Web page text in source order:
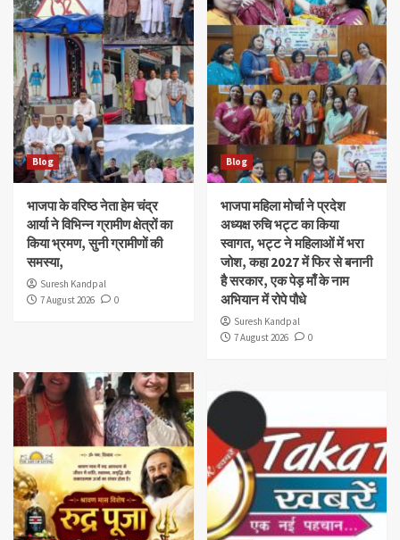
Blog
भाजपा के वरिष्ठ नेता हेम चंद्र
आर्या ने विभिन्न ग्रामीण क्षेत्रों का
किया भ्रमण, सुनी ग्रामीणों की
समस्या,
Suresh Kandpal
7 August 2026
0
Blog
भाजपा महिला मोर्चा ने प्रदेश
अध्यक्ष रुचि भट्ट का किया
स्वागत, भट्ट ने महिलाओं में भरा
जोश, कहा 2027 में फिर से बनानी
है सरकार, एक पेड़ माँ के नाम
अभियान में रोपे पौधे
Suresh Kandpal
7 August 2026
0